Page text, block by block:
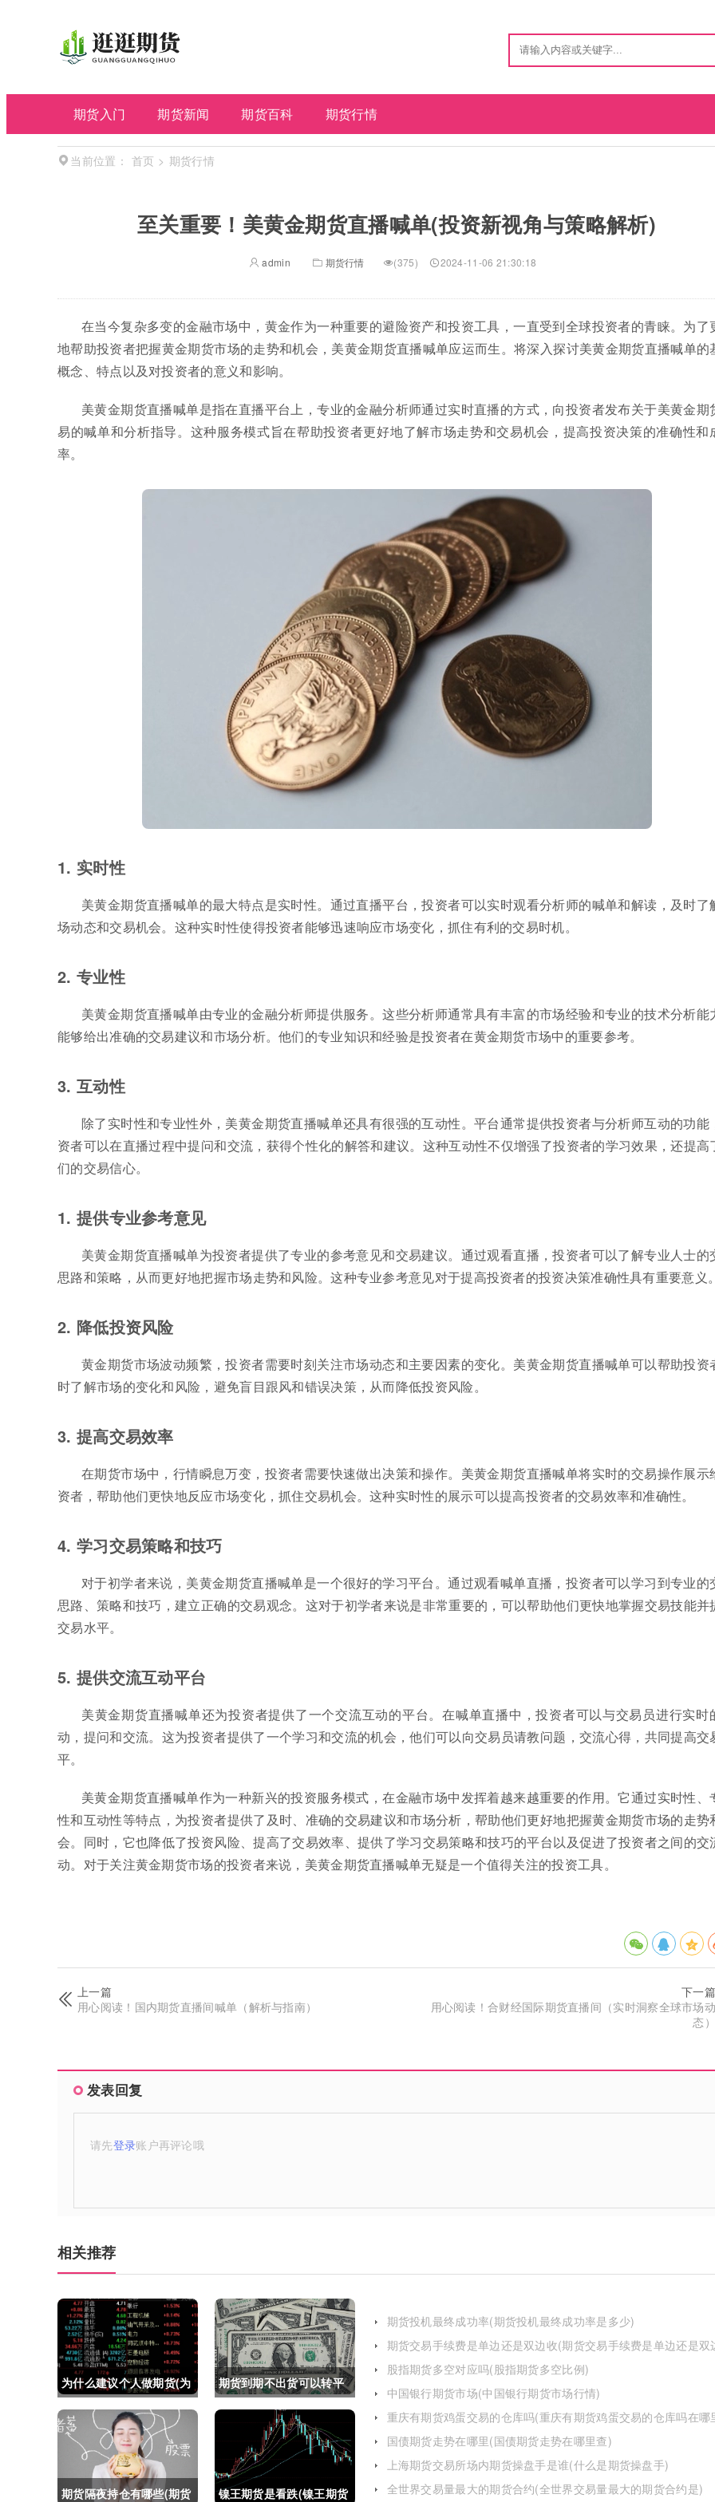
期货入门 期货新闻 期货百科 期货行情
当前位置： 首页 > 期货行情
至关重要！美黄金期货直播喊单(投资新视角与策略解析)
admin 期货行情 (375) 2024-11-06 21:30:18
在当今复杂多变的金融市场中，黄金作为一种重要的避险资产和投资工具，一直受到全球投资者的青睐。为了
地帮助投资者把握黄金期货市场的走势和机会，美黄金期货直播喊单应运而生。将深入探讨美黄金期货直播喊单的
概念、特点以及对投资者的意义和影响。
美黄金期货直播喊单是指在直播平台上，专业的金融分析师通过实时直播的方式，向投资者发布关于美黄金期
易的喊单和分析指导。这种服务模式旨在帮助投资者更好地了解市场走势和交易机会，提高投资决策的准确性和
率。
1. 实时性
美黄金期货直播喊单的最大特点是实时性。通过直播平台，投资者可以实时观看分析师的喊单和解读，及时了
场动态和交易机会。这种实时性使得投资者能够迅速响应市场变化，抓住有利的交易时机。
2. 专业性
美黄金期货直播喊单由专业的金融分析师提供服务。这些分析师通常具有丰富的市场经验和专业的技术分析能
能够给出准确的交易建议和市场分析。他们的专业知识和经验是投资者在黄金期货市场中的重要参考。
3. 互动性
除了实时性和专业性外，美黄金期货直播喊单还具有很强的互动性。平台通常提供投资者与分析师互动的功能
资者可以在直播过程中提问和交流，获得个性化的解答和建议。这种互动性不仅增强了投资者的学习效果，还提高
们的交易信心。
1. 提供专业参考意见
美黄金期货直播喊单为投资者提供了专业的参考意见和交易建议。通过观看直播，投资者可以了解专业人士的
思路和策略，从而更好地把握市场走势和风险。这种专业参考意见对于提高投资者的投资决策准确性具有重要意义。
2. 降低投资风险
黄金期货市场波动频繁，投资者需要时刻关注市场动态和主要因素的变化。美黄金期货直播喊单可以帮助投资
时了解市场的变化和风险，避免盲目跟风和错误决策，从而降低投资风险。
3. 提高交易效率
在期货市场中，行情瞬息万变，投资者需要快速做出决策和操作。美黄金期货直播喊单将实时的交易操作展示
资者，帮助他们更快地反应市场变化，抓住交易机会。这种实时性的展示可以提高投资者的交易效率和准确性。
4. 学习交易策略和技巧
对于初学者来说，美黄金期货直播喊单是一个很好的学习平台。通过观看喊单直播，投资者可以学习到专业的
思路、策略和技巧，建立正确的交易观念。这对于初学者来说是非常重要的，可以帮助他们更快地掌握交易技能并
交易水平。
5. 提供交流互动平台
美黄金期货直播喊单还为投资者提供了一个交流互动的平台。在喊单直播中，投资者可以与交易员进行实时
动，提问和交流。这为投资者提供了一个学习和交流的机会，他们可以向交易员请教问题，交流心得，共同提高交
平。
美黄金期货直播喊单作为一种新兴的投资服务模式，在金融市场中发挥着越来越重要的作用。它通过实时性、
性和互动性等特点，为投资者提供了及时、准确的交易建议和市场分析，帮助他们更好地把握黄金期货市场的走势
会。同时，它也降低了投资风险、提高了交易效率、提供了学习交易策略和技巧的平台以及促进了投资者之间的交
动。对于关注黄金期货市场的投资者来说，美黄金期货直播喊单无疑是一个值得关注的投资工具。
上一篇
用心阅读！国内期货直播间喊单（解析与指南）
下一篇
用心阅读！合财经国际期货直播间（实时洞察全球市场动
态）
发表回复
请先登录账户再评论哦
相关推荐
为什么建议个人做期货(为
什么建议个人做期货交易)
期货到期不出货可以转平
仓吗吗(期货如果到期不平
仓怎么办)
期货隔夜持仓有哪些(期货 镍王期货是看跌(镍王期货
期货投机最终成功率(期货投机最终成功率是多少)
期货交易手续费是单边还是双边收(期货交易手续费是单边还是双
股指期货多空对应吗(股指期货多空比例)
中国银行期货市场(中国银行期货市场行情)
重庆有期货鸡蛋交易的仓库吗(重庆有期货鸡蛋交易的仓库吗在哪
国债期货走势在哪里(国债期货走势在哪里查)
上海期货交易所场内期货操盘手是谁(什么是期货操盘手)
全世界交易量最大的期货合约(全世界交易量最大的期货合约是)